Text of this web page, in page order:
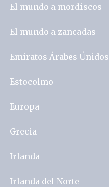
El mundo a mordiscos
El mundo a zancadas
Emiratos Árabes Únidos
Estocolmo
Europa
Grecia
Irlanda
Irlanda del Norte